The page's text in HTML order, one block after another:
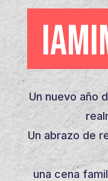
Un nuevo año
Un abrazo de
una cena